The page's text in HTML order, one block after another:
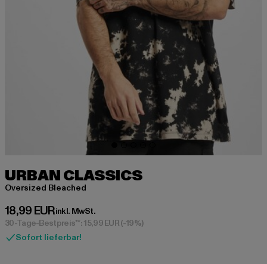
URBAN CLASSICS
Oversized Bleached
18,99 EUR
Derzeitiger Preis: 18,99 EUR
inkl. MwSt.
30-Tage-Bestpreis**: 15,99 EUR(-19%)
Sofort lieferbar!